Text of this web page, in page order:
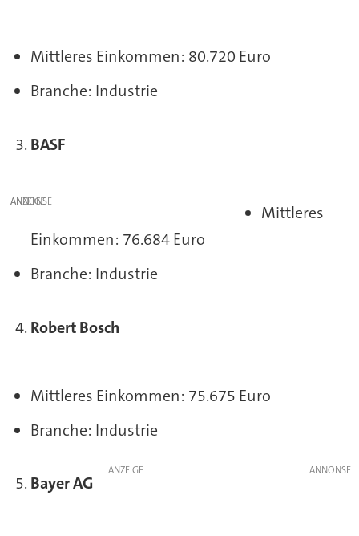
Mittleres Einkommen: 80.720 Euro
Branche: Industrie
BASF
ANZEIGE
Mittleres
Einkommen: 76.684 Euro
Branche: Industrie
Robert Bosch
Mittleres Einkommen: 75.675 Euro
Branche: Industrie
ANZEIGE
Bayer AG